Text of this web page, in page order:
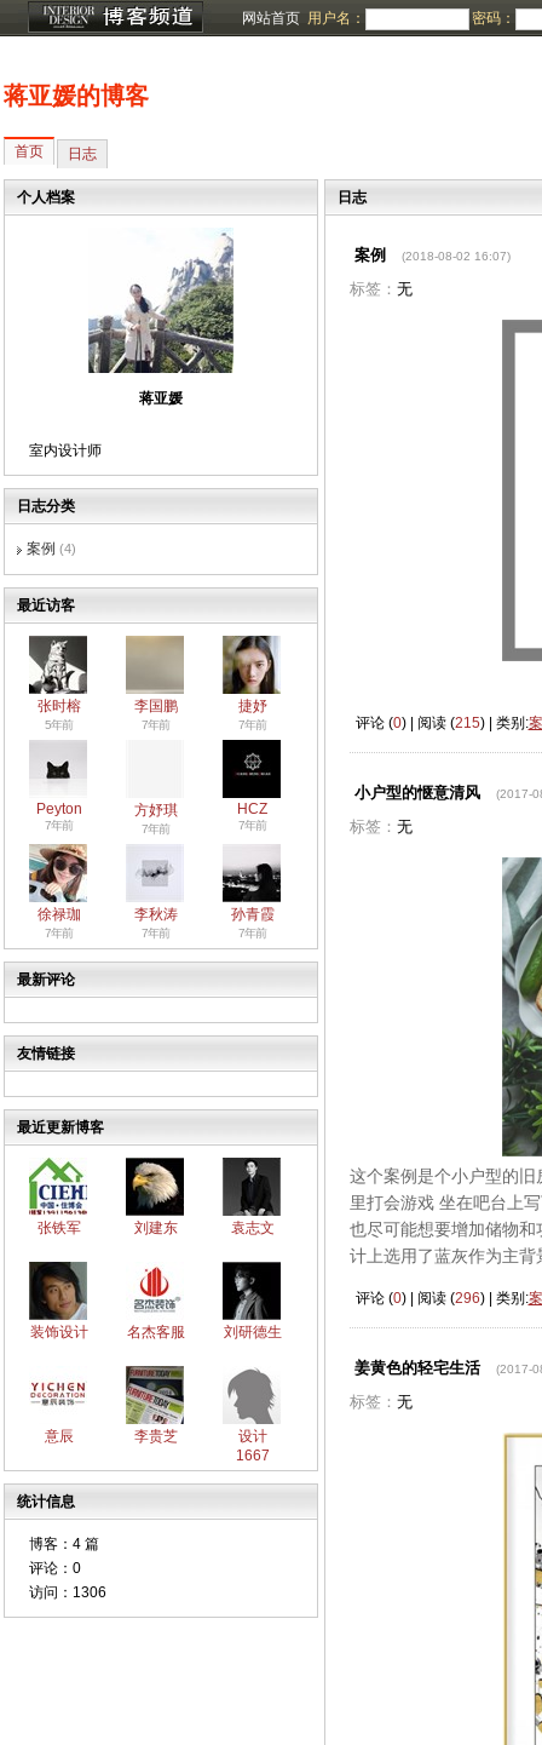
网站首页 用户名： 密码：
蒋亚媛的博客
首页 日志
个人档案
蒋亚媛
室内设计师
日志分类
案例 (4)
最近访客
张时榕
5年前
李国鹏
7年前
捷妤
7年前
Peyton
7年前
方妤琪
7年前
HCZ
7年前
徐禄珈
7年前
李秋涛
7年前
孙青霞
7年前
最新评论
友情链接
最近更新博客
张铁军 刘建东 袁志文
装饰设计 名杰客服 刘研德生
意辰 李贵芝
设计
1667
统计信息
博客： 4 篇
评论： 0
访问： 1306
日志
案例 (2018-08-02 16:07)
标签： 无
评论 (0) | 阅读 (215) | 类别:
小户型的惬意清风 (2017-
标签： 无
这个案例是个小户型的
里打会游戏 坐在吧台上
也尽可能想要增加储物
计上选用了蓝灰作为主
评论 (0) | 阅读 (296) | 类别:
姜黄色的轻宅生活 (2017-
标签： 无